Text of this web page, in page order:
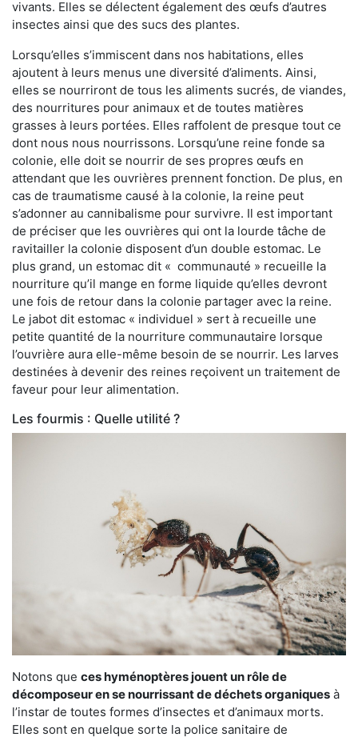
vivants. Elles se délectent également des œufs d’autres
insectes ainsi que des sucs des plantes.
Lorsqu’elles s’immiscent dans nos habitations, elles
ajoutent à leurs menus une diversité d’aliments. Ainsi,
elles se nourriront de tous les aliments sucrés, de viandes,
des nourritures pour animaux et de toutes matières
grasses à leurs portées. Elles raffolent de presque tout ce
dont nous nous nourrissons. Lorsqu’une reine fonde sa
colonie, elle doit se nourrir de ses propres œufs en
attendant que les ouvrières prennent fonction. De plus, en
cas de traumatisme causé à la colonie, la reine peut
s’adonner au cannibalisme pour survivre. Il est important
de préciser que les ouvrières qui ont la lourde tâche de
ravitailler la colonie disposent d’un double estomac. Le
plus grand, un estomac dit « communauté » recueille la
nourriture qu’il mange en forme liquide qu’elles devront
une fois de retour dans la colonie partager avec la reine.
Le jabot dit estomac « individuel » sert à recueille une
petite quantité de la nourriture communautaire lorsque
l’ouvrière aura elle-même besoin de se nourrir. Les larves
destinées à devenir des reines reçoivent un traitement de
faveur pour leur alimentation.
Les fourmis : Quelle utilité ?
Notons que ces hyménoptères jouent un rôle de
décomposeur en se nourrissant de déchets organiques à
l’instar de toutes formes d’insectes et d’animaux morts.
Elles sont en quelque sorte la police sanitaire de